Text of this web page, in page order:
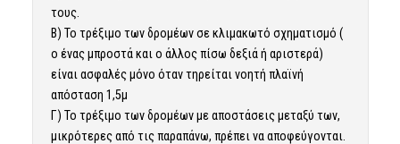
τους.
Β) Το τρέξιμο των δρομέων σε κλιμακωτό σχηματισμό (
ο ένας μπροστά και ο άλλος πίσω δεξιά ή αριστερά)
είναι ασφαλές μόνο όταν τηρείται νοητή πλαϊνή
απόσταση 1,5μ
Γ) Το τρέξιμο των δρομέων με αποστάσεις μεταξύ των,
μικρότερες από τις παραπάνω, πρέπει να αποφεύγονται.